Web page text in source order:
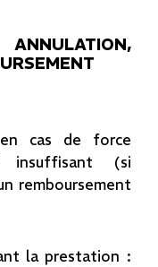
cas de force
insuffisant (si
remboursement
la prestation :